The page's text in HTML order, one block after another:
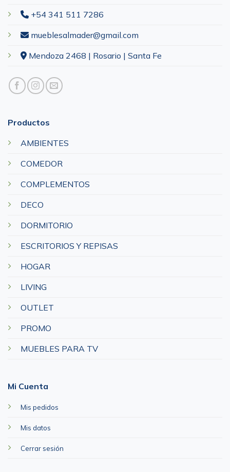
Productos
AMBIENTES
COMEDOR
COMPLEMENTOS
DECO
DORMITORIO
ESCRITORIOS Y REPISAS
HOGAR
LIVING
OUTLET
PROMO
MUEBLES PARA TV
Mi Cuenta
Mis pedidos
Mis datos
Cerrar sesión
+54 341 511 7286
mueblesalmader@gmail.com
Mendoza 2468 | Rosario | Santa Fe